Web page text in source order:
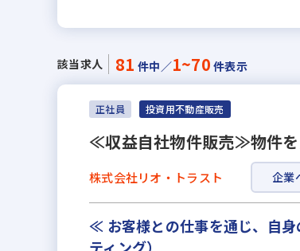
該当求人 81 件中／1~70 件表示
正社員 投資用不動産販売
≪収益自社物件販売≫物件を
株式会社リオ・トラスト 企業
≪ お客様との仕事を通じ、自